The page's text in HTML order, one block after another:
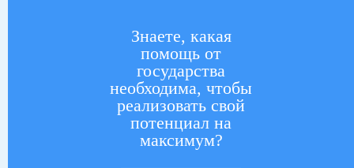
Знаете, какая
помощь от
государства
необходима, чтобы
реализовать свой
потенциал на
максимум?